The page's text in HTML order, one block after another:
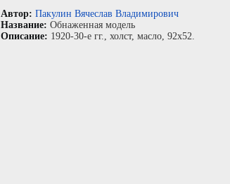
Автор: Пакулин Вячеслав Владимирович
Название: Обнаженная модель
Описание: 1920-30-е гг., холст, масло, 92x52.